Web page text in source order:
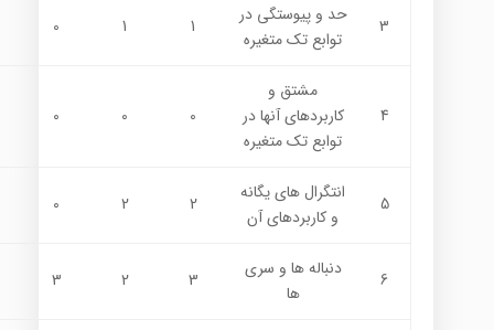
3
حد و پيوستگي در
توابع تك متغيره
1
1
0
4
مشتق و
كاربردهاي آنها در
توابع تك متغيره
0
0
0
5
انتگرال هاي يگانه
و كاربردهاي آن
2
2
0
6
دنباله ها و سري
ها
3
2
3